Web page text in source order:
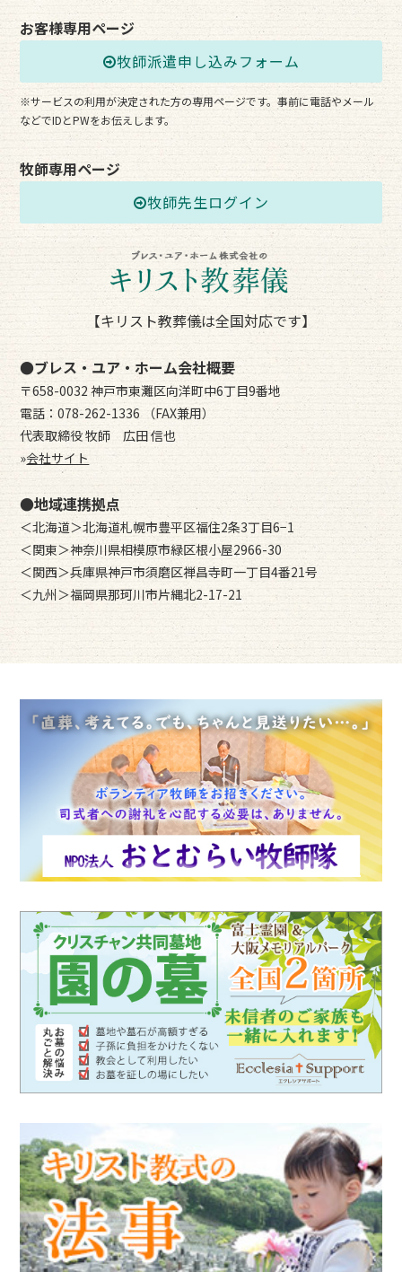
お客様専用ページ
牧師派遣申し込みフォーム
※サービスの利用が決定された方の専用ページです。事前に電話やメール
などでIDとPWをお伝えします。
牧師専用ページ
牧師先生ログイン
【キリスト教葬儀は全国対応です】
●ブレス・ユア・ホーム会社概要
〒658-0032 神戸市東灘区向洋町中6丁目9番地
電話：078-262-1336 （FAX兼用）
代表取締役 牧師 広田 信也
»会社サイト
●地域連携拠点
＜北海道＞北海道札幌市豊平区福住2条3丁目6−1
＜関東＞神奈川県相模原市緑区根小屋2966-30
＜関西＞兵庫県神戸市須磨区禅昌寺町一丁目4番21号
＜九州＞福岡県那珂川市片縄北2-17-21